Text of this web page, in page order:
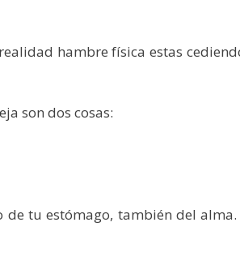
hambre física estas
son dos cosas:
de tu estómago, también del